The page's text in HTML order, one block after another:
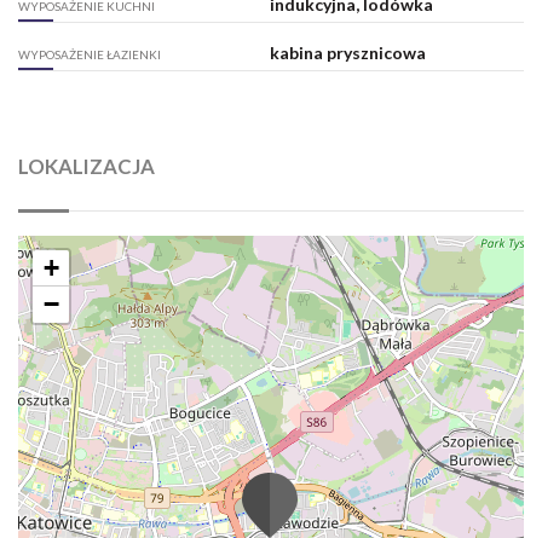
WYPOSAŻENIE KUCHNI
indukcyjna, lodówka
WYPOSAŻENIE ŁAZIENKI kabina prysznicowa
LOKALIZACJA
+
−